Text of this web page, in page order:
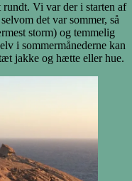
rundt. Vi var der i starten af
det var sommer, så
storm) og temmelig
i sommermånederne kan
jakke og hætte eller hue.